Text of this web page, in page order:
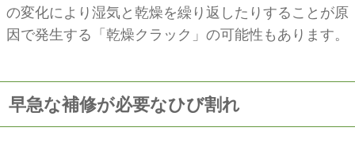
の変化により湿気と乾燥を繰り返したりすることが原
因で発生する「乾燥クラック」の可能性もあります。
早急な補修が必要なひび割れ